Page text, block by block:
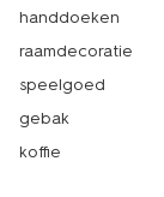
handdoeken
raamdecoratie
speelgoed
gebak
koffie